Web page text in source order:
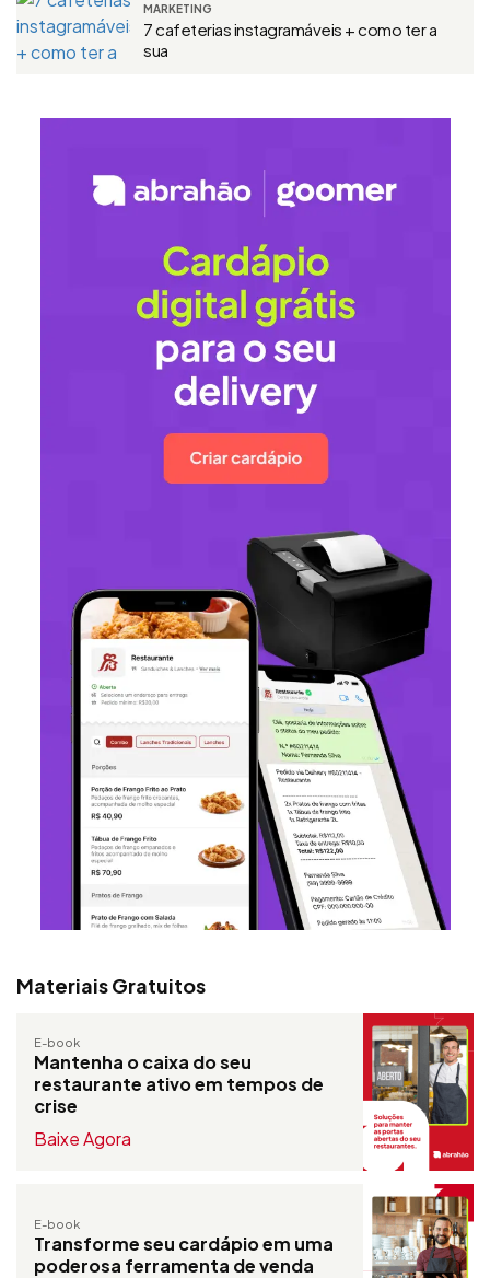
MARKETING
7 cafeterias instagramáveis + como ter a
sua
Materiais Gratuitos
E-book
Mantenha o caixa do seu
restaurante ativo em tempos de
crise
Baixe Agora
E-book
Transforme seu cardápio em uma
poderosa ferramenta de venda